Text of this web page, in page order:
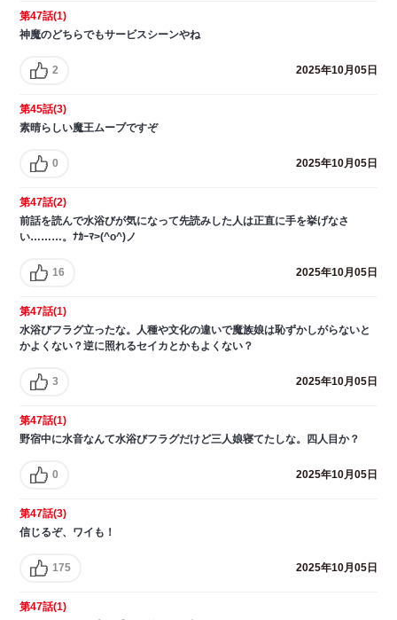
第47話(1)
神魔のどちらでもサービスシーンやね
2 2025年10月05日
第45話(3)
素晴らしい魔王ムーブですぞ
0 2025年10月05日
第47話(2)
前話を読んで水浴びが気になって先読みした人は正直に手を挙げなさ
い………。ﾅｶｰﾏ>(^o^)ノ
16 2025年10月05日
第47話(1)
水浴びフラグ立ったな。人種や文化の違いで魔族娘は恥ずかしがらないと
かよくない？逆に照れるセイカとかもよくない？
3 2025年10月05日
第47話(1)
野宿中に水音なんて水浴びフラグだけど三人娘寝てたしな。四人目か？
0 2025年10月05日
第47話(3)
信じるぞ、ワイも！
175 2025年10月05日
第47話(1)